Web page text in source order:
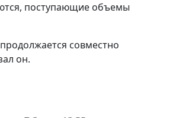
поступающие объемы
совместно
он.